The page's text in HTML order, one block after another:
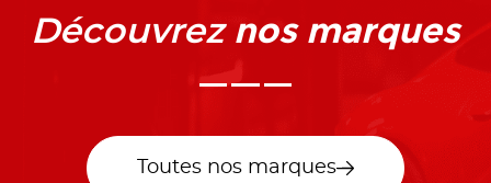
Découvrez nos marques
Toutes nos marques